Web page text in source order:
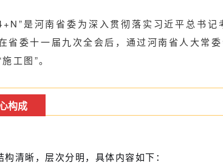
是河南省委为深入贯彻落实习近平总书
省委十一届九次全会后，通过河南省人大常
工图”。
构成
构清晰，层次分明，具体内容如下：